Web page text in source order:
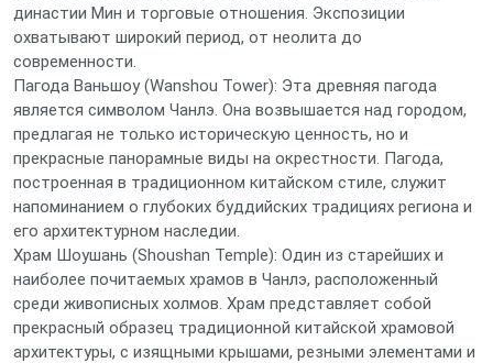
династии Мин и торговые отношения. Экспозиции
охватывают широкий период, от неолита до
современности.
Пагода Ваньшоу (Wanshou Tower): Эта древняя пагода
является символом Чанлэ. Она возвышается над городом,
предлагая не только историческую ценность, но и
прекрасные панорамные виды на окрестности. Пагода,
построенная в традиционном китайском стиле, служит
напоминанием о глубоких буддийских традициях региона и
его архитектурном наследии.
Храм Шоушань (Shoushan Temple): Один из старейших и
наиболее почитаемых храмов в Чанлэ, расположенный
среди живописных холмов. Храм представляет собой
прекрасный образец традиционной китайской храмовой
архитектуры, с изящными крышами, резными элементами и